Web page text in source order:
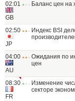
02:01
GB
Баланс цен на
02:50
JP
Индекс BSI
04:00
AU
Ожидания по
цен
08:30
FR
Изменение
секторе